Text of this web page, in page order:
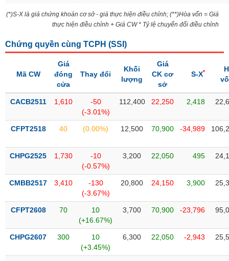
tiết
quan
dịch
chính
tích
thuật
sơ
doanh
Tin
(*)S-X là giá chứng khoán cơ sở - giá thực hiện điều chỉnh; (**)Hòa vốn = Giá
thực hiện điều chỉnh + Giá CW * Tỷ lệ chuyển đổi điều chỉnh
Chứng quyền cùng TCPH (SSI )
Mã CW
Giá
đóng
cửa
Thay đổi
Khối
lượng
Giá
CK cơ
sở
S-X*
CACB2511 1,610
-50
(-3.01%)
112,400 22,250 2,418
CFPT2518 40 (0.00%) 12,500 70,900 -34,989
CHPG2525 1,730
-10
(-0.57%)
3,200 22,050 495
CMBB2517 3,410
-130
(-3.67%)
20,800 24,150 3,900
CFPT2608 70
10
(+16.67%)
3,700 70,900 -23,796
CHPG2607 300
10
(+3.45%)
6,300 22,050 -2,943
Ngành
(-)
SECTOR
NĂNG
VẬT
CÔNG